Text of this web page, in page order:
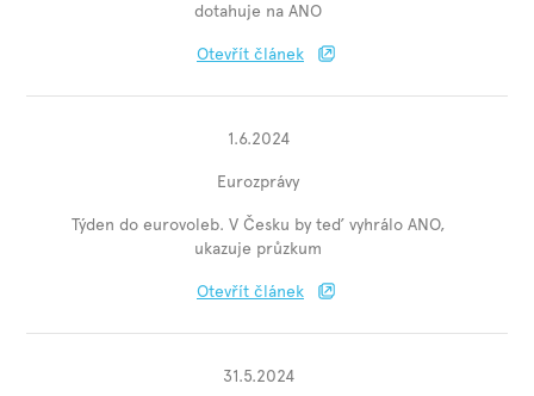
dotahuje na ANO
Otevřít článek
1.6.2024
Eurozprávy
Týden do eurovoleb. V Česku by teď vyhrálo ANO,
ukazuje průzkum
Otevřít článek
31.5.2024